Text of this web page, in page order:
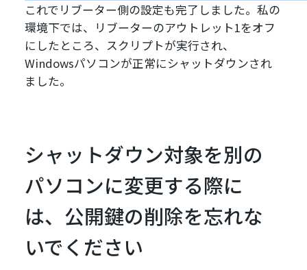
これでリブーター側の設定も完了しました。私の
環境下では、リブーターのアウトレット1をオフ
にしたところ、スクリプトが実行され、
Windowsパソコンが正常にシャットダウンされ
ました。
シャットダウン対象を別の
パソコンに変更する際に
は、公開鍵の削除を忘れな
いでください